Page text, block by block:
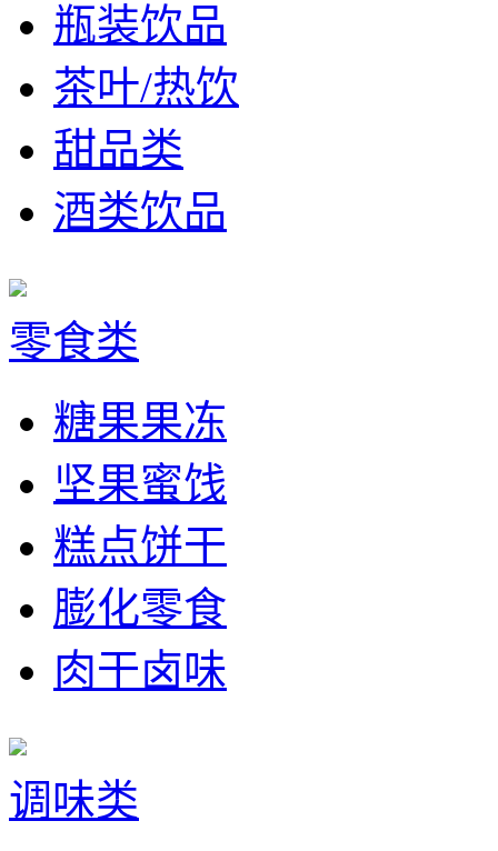
瓶装饮品
茶叶/热饮
甜品类
酒类饮品
零食类
糖果果冻
坚果蜜饯
糕点饼干
膨化零食
肉干卤味
调味类